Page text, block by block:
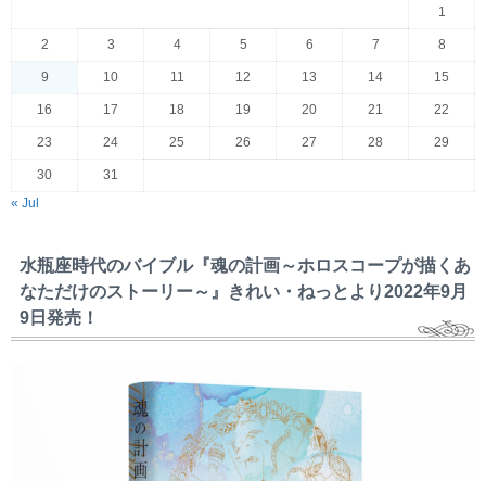
1
2 3 4 5 6 7 8
9 10 11 12 13 14 15
16 17 18 19 20 21 22
23 24 25 26 27 28 29
30
31
« Jul
水瓶座時代のバイブル『魂の計画～ホロスコープが描くあ
なただけのストーリー～』きれい・ねっとより2022年9月
9日発売！